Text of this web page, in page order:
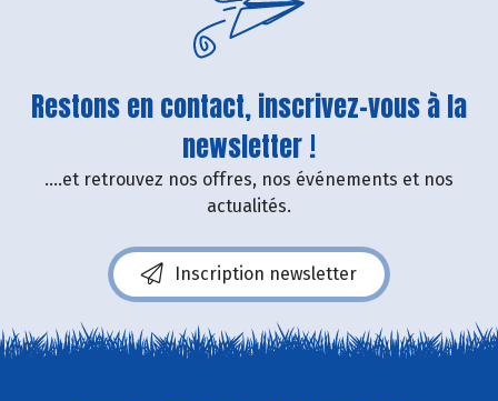
Restons en contact, inscrivez-vous à la
newsletter !
....et retrouvez nos offres, nos événements et nos
actualités.
Inscription newsletter